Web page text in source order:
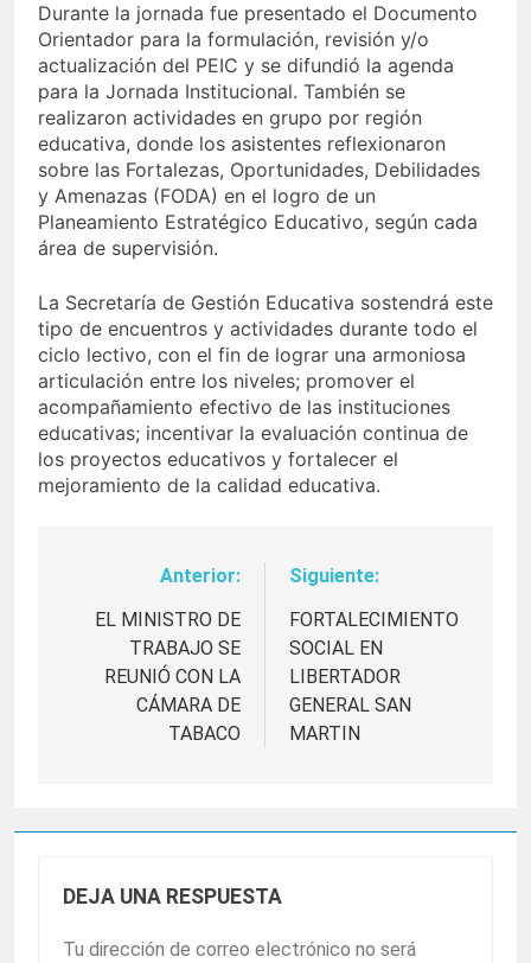
Durante la jornada fue presentado el Documento
Orientador para la formulación, revisión y/o
actualización del PEIC y se difundió la agenda
para la Jornada Institucional. También se
realizaron actividades en grupo por región
educativa, donde los asistentes reflexionaron
sobre las Fortalezas, Oportunidades, Debilidades
y Amenazas (FODA) en el logro de un
Planeamiento Estratégico Educativo, según cada
área de supervisión.
La Secretaría de Gestión Educativa sostendrá este
tipo de encuentros y actividades durante todo el
ciclo lectivo, con el fin de lograr una armoniosa
articulación entre los niveles; promover el
acompañamiento efectivo de las instituciones
educativas; incentivar la evaluación continua de
los proyectos educativos y fortalecer el
mejoramiento de la calidad educativa.
Navegación
entradas
Anterior:
EL MINISTRO DE
TRABAJO SE
REUNIÓ CON LA
CÁMARA DE
TABACO
Siguiente:
FORTALECIMIENTO
SOCIAL EN
LIBERTADOR
GENERAL SAN
MARTIN
DEJA UNA RESPUESTA
Tu dirección de correo electrónico no será